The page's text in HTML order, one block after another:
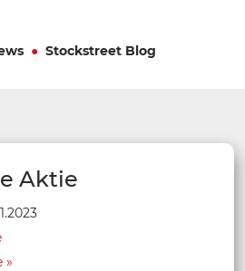
Stockstreet Blog
Aktie